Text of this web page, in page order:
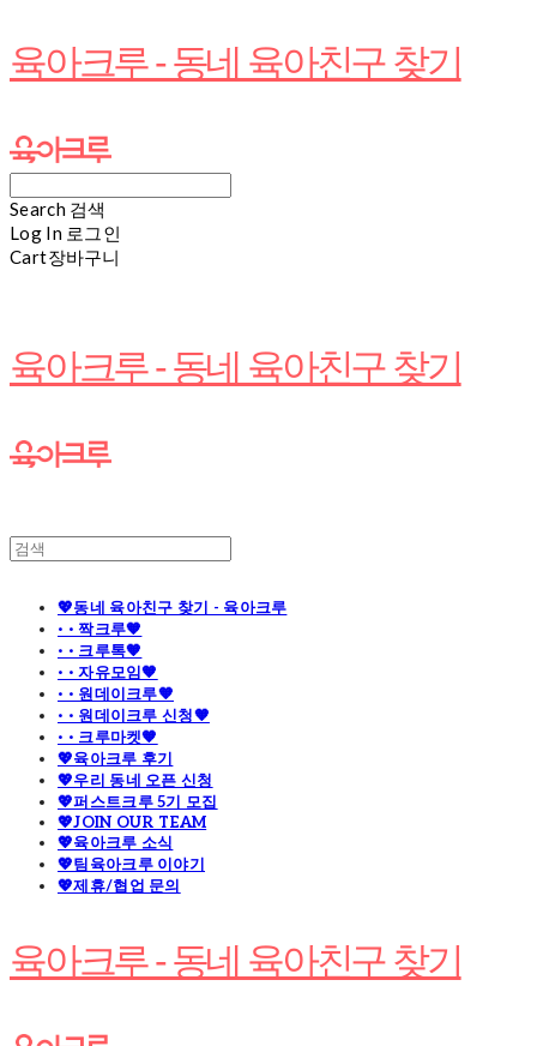
육아크루 - 동네 육아친구 찾기
Search 검색
Log In 로그인
Cart장바구니
육아크루 - 동네 육아친구 찾기
💖동네 육아친구 찾기 - 육아크루
· · 짝크루🧡
· · 크루톡🧡
· · 자유모임🧡
· · 원데이크루🧡
· · 원데이크루 신청🧡
· · 크루마켓🧡
💖육아크루 후기
💖우리 동네 오픈 신청
💖퍼스트크루 5기 모집
💖JOIN OUR TEAM
💖육아크루 소식
💖팀육아크루 이야기
💖제휴/협업 문의
육아크루 - 동네 육아친구 찾기